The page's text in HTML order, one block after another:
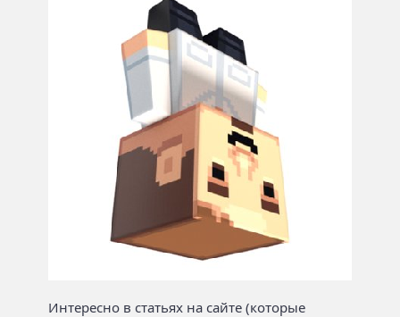
Интересно в статьях на сайте (которые